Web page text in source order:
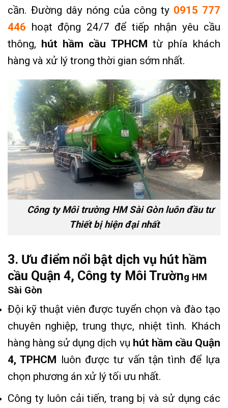
cần. Đường dây nóng của công ty 0915 777
446 hoạt động 24/7 để tiếp nhận yêu cầu
thông, hút hầm cầu TPHCM từ phía khách
hàng và xử lý trong thời gian sớm nhất.
Công ty Môi trường HM Sài Gòn luôn đầu tư
Thiết bị hiện đại nhất
3. Ưu điểm nổi bật dịch vụ hút hầm
cầu Quận 4, Công ty Môi Trường HM
Sài Gòn
Đội kỹ thuật viên được tuyển chọn và đào tạo
chuyên nghiệp, trung thực, nhiệt tình. Khách
hàng hàng sử dụng dịch vụ hút hầm cầu Quận
4, TPHCM luôn được tư vấn tận tình để lựa
chọn phương án xử lý tối ưu nhất.
Công ty luôn cải tiến, trang bị và sử dụng các